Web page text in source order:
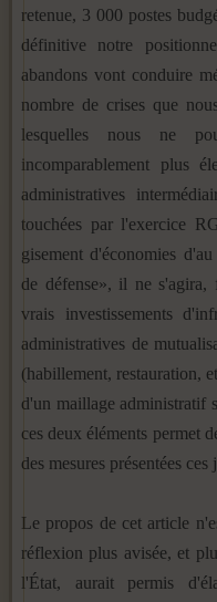
retenue, 3 000 postes
définitive notre
abandons vont conduire
nombre de crises que
lesquelles nous ne
incomparablement plus
administratives
touchées par l'exercice
gisement d'économies
de défense», il ne s'agira,
vrais investissements
administratives de
(habillement, restauration,
d'un maillage administratif
ces deux éléments permet
des mesures présentées ces
Le propos de cet article
réflexion plus avisée, et
l'État, aurait permis